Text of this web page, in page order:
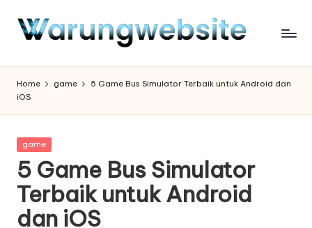
Home game
5 Game Bus Simulator Terbaik untuk Android dan
iOS
Posted
game
5 Game Bus Simulator
Terbaik untuk Android
dan iOS